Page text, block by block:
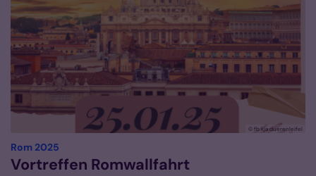
© fb kja dueren|eifel
Rom 2025
Vortreffen Romwallfahrt